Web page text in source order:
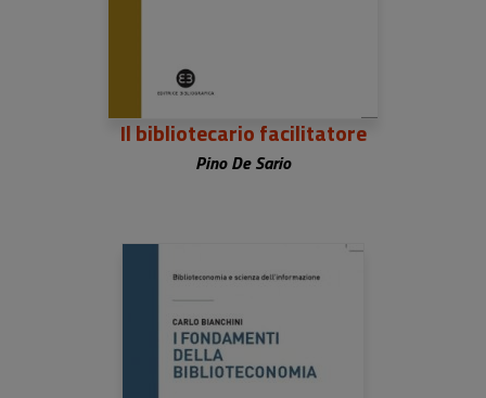
Il bibliotecario facilitatore
Pino De Sario